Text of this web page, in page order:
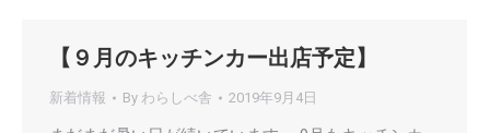
【９月のキッチンカー出店予定】
新着情報 By わらしべ舎 2019年9月4日